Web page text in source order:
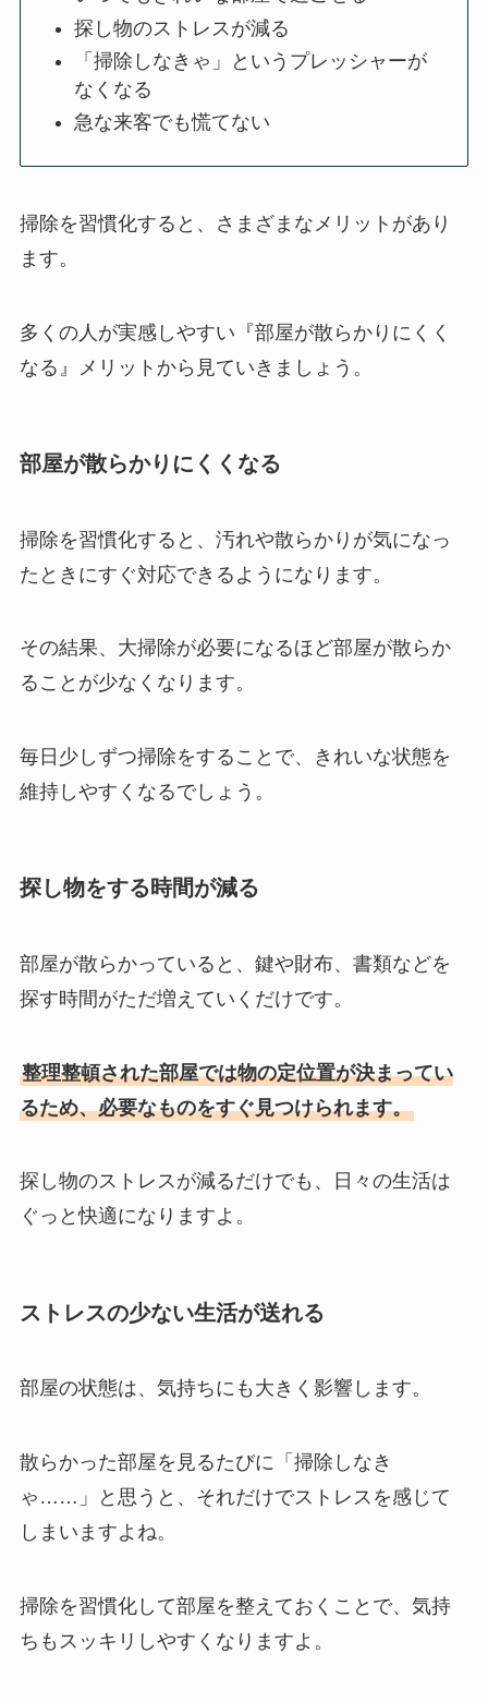
探し物のストレスが減る
「掃除しなきゃ」というプレッシャーが
なくなる
急な来客でも慌てない
掃除を習慣化すると、さまざまなメリットがあり
ます。
多くの人が実感しやすい『部屋が散らかりにくく
なる』メリットから見ていきましょう。
部屋が散らかりにくくなる
掃除を習慣化すると、汚れや散らかりが気になっ
たときにすぐ対応できるようになります。
その結果、大掃除が必要になるほど部屋が散らか
ることが少なくなります。
毎日少しずつ掃除をすることで、きれいな状態を
維持しやすくなるでしょう。
探し物をする時間が減る
部屋が散らかっていると、鍵や財布、書類などを
探す時間がただ増えていくだけです。
整理整頓された部屋では物の定位置が決まってい
るため、必要なものをすぐ見つけられます。
探し物のストレスが減るだけでも、日々の生活は
ぐっと快適になりますよ。
ストレスの少ない生活が送れる
部屋の状態は、気持ちにも大きく影響します。
散らかった部屋を見るたびに「掃除しなき
ゃ……」と思うと、それだけでストレスを感じて
しまいますよね。
掃除を習慣化して部屋を整えておくことで、気持
ちもスッキリしやすくなりますよ。